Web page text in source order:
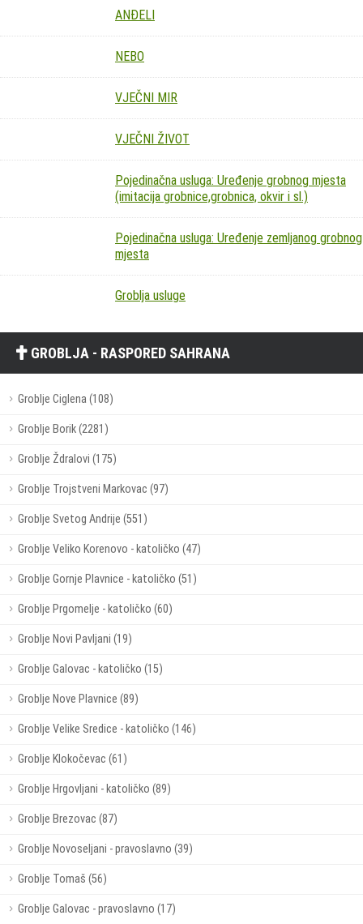
ANĐELI
NEBO
VJEČNI MIR
VJEČNI ŽIVOT
Pojedinačna usluga: Uređenje grobnog mjesta
(imitacija grobnice,grobnica, okvir i sl.)
Pojedinačna usluga: Uređenje zemljanog grobnog
mjesta
Groblja usluge
GROBLJA - RASPORED SAHRANA
Groblje Ciglena (108)
Groblje Borik (2281)
Groblje Ždralovi (175)
Groblje Trojstveni Markovac (97)
Groblje Svetog Andrije (551)
Groblje Veliko Korenovo - katoličko (47)
Groblje Gornje Plavnice - katoličko (51)
Groblje Prgomelje - katoličko (60)
Groblje Novi Pavljani (19)
Groblje Galovac - katoličko (15)
Groblje Nove Plavnice (89)
Groblje Velike Sredice - katoličko (146)
Groblje Klokočevac (61)
Groblje Hrgovljani - katoličko (89)
Groblje Brezovac (87)
Groblje Novoseljani - pravoslavno (39)
Groblje Tomaš (56)
Groblje Galovac - pravoslavno (17)